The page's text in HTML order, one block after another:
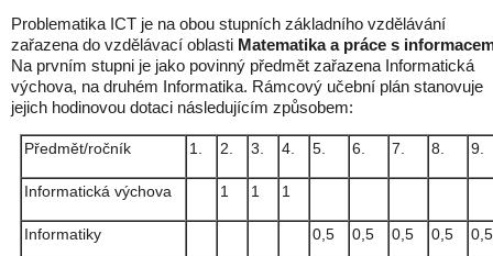
Problematika ICT je na obou stupních základního vzdělávání
zařazena do vzdělávací oblasti Matematika a práce s
Na prvním stupni je jako povinný předmět zařazena Informatická
výchova, na druhém Informatika. Rámcový učební plán stanovuje
jejich hodinovou dotaci následujícím způsobem:
Předmět/ročník 1. 2. 3. 4. 5. 6. 7. 8. 9.
Informatická výchova 1 1 1
Informatiky 0,5 0,5 0,5 0,5 0,5